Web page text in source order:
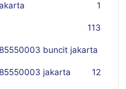
1
113
buncit jakarta
12
jakarta